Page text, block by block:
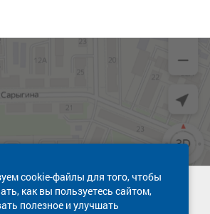
cookie-файлы для того, чтобы
как вы пользуетесь сайтом,
полезное и улучшать
поддержка сайта